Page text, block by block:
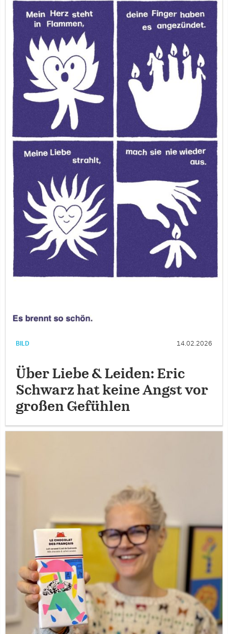
BILD 14.02.2026
Über Liebe & Leiden: Eric
Schwarz hat keine Angst vor
großen Gefühlen